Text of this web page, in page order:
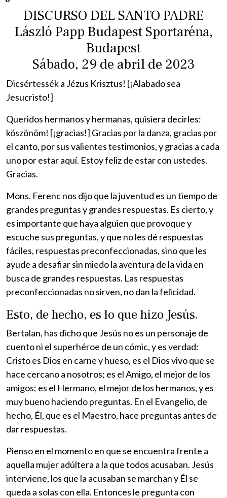
DISCURSO DEL SANTO PADRE
László Papp Budapest Sportaréna,
Budapest
Sábado, 29 de abril de 2023
Dicsértessék a Jézus Krisztus! [¡Alabado sea
Jesucristo!]
Queridos hermanos y hermanas, quisiera decirles:
köszönöm! [¡gracias!] Gracias por la danza, gracias por
el canto, por sus valientes testimonios, y gracias a cada
uno por estar aquí. Estoy feliz de estar con ustedes.
Gracias.
Mons. Ferenc nos dijo que la juventud es un tiempo de
grandes preguntas y grandes respuestas. Es cierto, y
es importante que haya alguien que provoque y
escuche sus preguntas, y que no les dé respuestas
fáciles, respuestas preconfeccionadas, sino que les
ayude a desafiar sin miedo la aventura de la vida en
busca de grandes respuestas. Las respuestas
preconfeccionadas no sirven, no dan la felicidad.
Esto, de hecho, es lo que hizo Jesús.
Bertalan, has dicho que Jesús no es un personaje de
cuento ni el superhéroe de un cómic, y es verdad:
Cristo es Dios en carne y hueso, es el Dios vivo que se
hace cercano a nosotros; es el Amigo, el mejor de los
amigos; es el Hermano, el mejor de los hermanos, y es
muy bueno haciendo preguntas. En el Evangelio, de
hecho, Él, que es el Maestro, hace preguntas antes de
dar respuestas.
Pienso en el momento en que se encuentra frente a
aquella mujer adúltera a la que todos acusaban. Jesús
interviene, los que la acusaban se marchan y Él se
queda a solas con ella. Entonces le pregunta con